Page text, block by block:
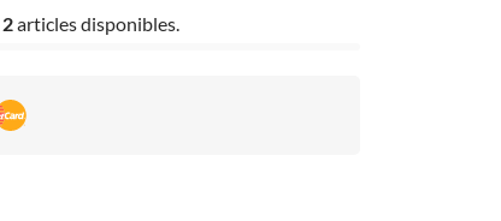
2articles disponibles.